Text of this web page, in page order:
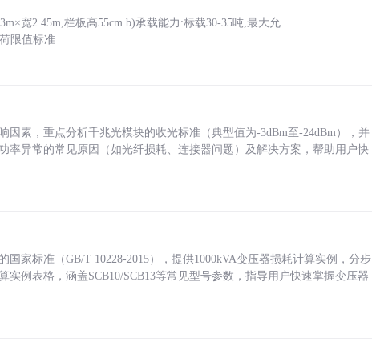
宽2.45m,栏板高55cm b)承载能力:标载30-35吨,最大允
限值标准
因素，重点分析千兆光模块的收光标准（典型值为-3dBm至-24dBm），并
率异常的常见原因（如光纤损耗、连接器问题）及解决方案，帮助用户快
家标准（GB/T 10228-2015），提供1000kVA变压器损耗计算实例，分步
例表格，涵盖SCB10/SCB13等常见型号参数，指导用户快速掌握变压器